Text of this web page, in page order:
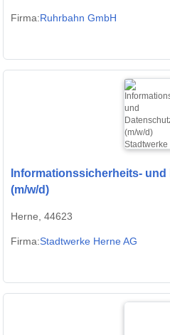
Firma:Ruhrbahn GmbH
Informationssicherheits-
(m/w/d)
Herne, 44623
Firma:Stadtwerke Herne AG